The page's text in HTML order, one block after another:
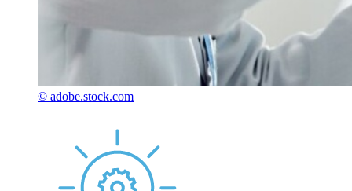
© adobe.stock.com